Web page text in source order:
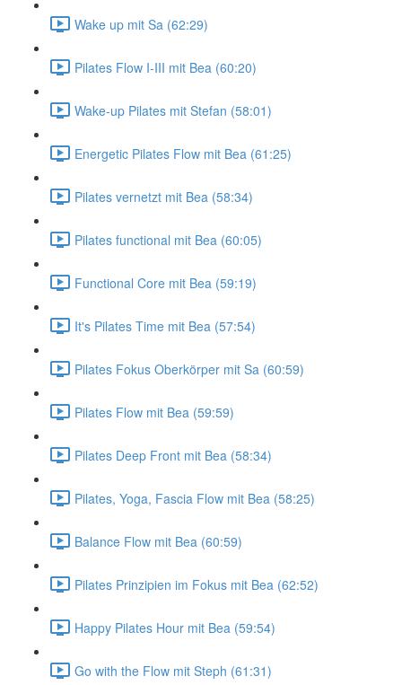
Wake up mit Sa (62:29)
Pilates Flow I-III mit Bea (60:20)
Wake-up Pilates mit Stefan (58:01)
Energetic Pilates Flow mit Bea (61:25)
Pilates vernetzt mit Bea (58:34)
Pilates functional mit Bea (60:05)
Functional Core mit Bea (59:19)
It's Pilates Time mit Bea (57:54)
Pilates Fokus Oberkörper mit Sa (60:59)
Pilates Flow mit Bea (59:59)
Pilates Deep Front mit Bea (58:34)
Pilates, Yoga, Fascia Flow mit Bea (58:25)
Balance Flow mit Bea (60:59)
Pilates Prinzipien im Fokus mit Bea (62:52)
Happy Pilates Hour mit Bea (59:54)
Go with the Flow mit Steph (61:31)